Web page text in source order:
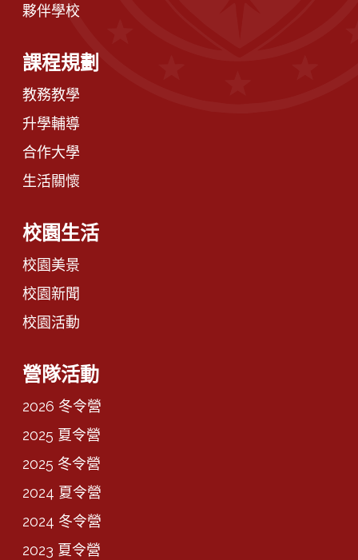
夥伴學校
課程規劃
教務教學
升學輔導
合作大學
生活關懷
校園生活
校園美景
校園新聞
校園活動
營隊活動
2026 冬令營
2025 夏令營
2025 冬令營
2024 夏令營
2024 冬令營
2023 夏令營